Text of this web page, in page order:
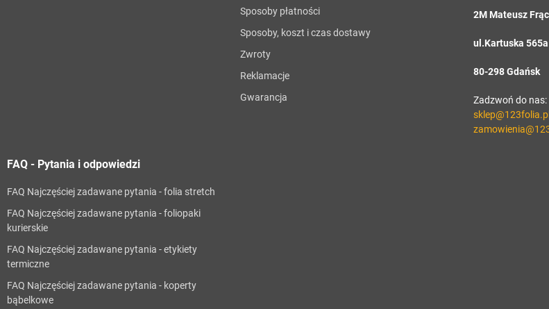
Sposoby płatności
Sposoby, koszt i czas dostawy
Zwroty
Reklamacje
Gwarancja
2M Mateusz
ul.Kartuska 565a
80-298 Gdańsk
Zadzwoń do nas:
FAQ - Pytania i odpowiedzi
FAQ Najczęściej zadawane pytania - folia stretch
FAQ Najczęściej zadawane pytania - foliopaki
kurierskie
FAQ Najczęściej zadawane pytania - etykiety
termiczne
FAQ Najczęściej zadawane pytania - koperty
bąbelkowe